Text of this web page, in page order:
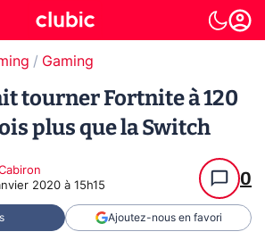
Gaming
tourner Fortnite à 120
plus que la Switch
2020 à 15h15 0
Ajoutez-nous en favori